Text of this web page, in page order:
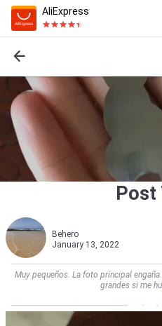
AliExpress
Post
Behero
January 13, 2022
Muy pequeños. La foto principal
grandes si me